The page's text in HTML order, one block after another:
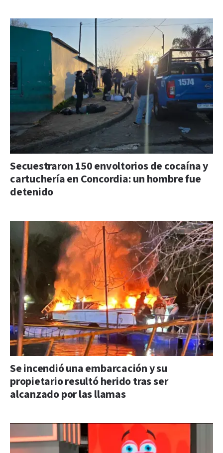
Secuestraron 150 envoltorios de cocaína y
cartuchería en Concordia: un hombre fue
detenido
Se incendió una embarcación y su
propietario resultó herido tras ser
alcanzado por las llamas